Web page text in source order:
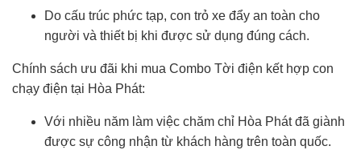
Do cấu trúc phức tạp, con trỏ xe đẩy an toàn cho
người và thiết bị khi được sử dụng đúng cách.
Chính sách ưu đãi khi mua Combo Tời điện kết hợp con
chạy điện tại Hòa Phát:
Với nhiều năm làm việc chăm chỉ Hòa Phát đã giành
được sự công nhận từ khách hàng trên toàn quốc.